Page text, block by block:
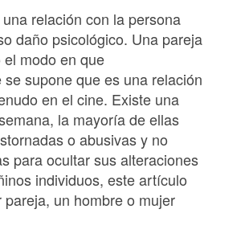
relación con la persona
daño psicológico. Una pareja
modo en que
supone que es una relación
en el cine. Existe una
la mayoría de ellas
o abusivas y no
para ocultar sus alteraciones
individuos, este artículo
un hombre o mujer